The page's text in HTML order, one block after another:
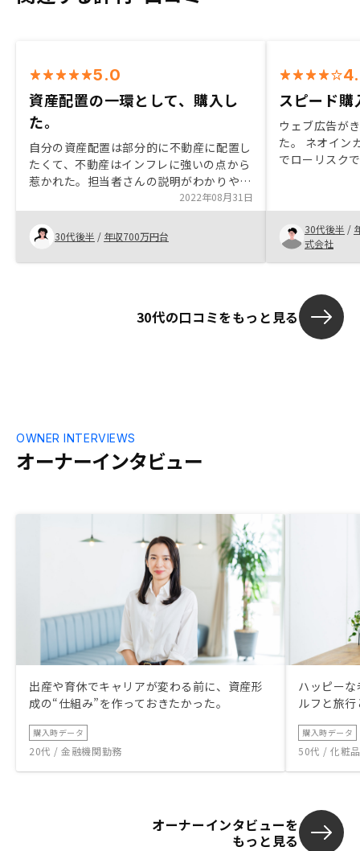
5.0
資産配置の一環として、購入し
た。
自分の資産配置は部分的に不動産に配置し
たくて、不動産はインフレに強いの点から
惹かれた。担当者さんの説明がわかりやす
く、リスクについてもすべて分析してくれ
て、アフターサービスもきちんと備えるの
で、心強いである。
2022年08月31日
30代後半 / 年収700万円台
スピード購
ウェブ広告が
た。 ネオイン
でローリスク
れる方にもお
ン間の連携、
不十分。
30代後半 /
式会社
30代の口コミをもっと見る
オーナーインタビュー
OWNER INTERVIEWS
出産や育休でキャリアが変わる前に、資産形
成の“仕組み”を作っておきたかった。
購入時データ
20代 / 金融機関勤務
ハッピー
ルフと旅
購入時データ
50代 / 化粧
オーナーインタビューを
もっと見る